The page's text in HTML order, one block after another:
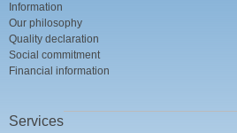
Information
Our philosophy
Quality declaration
Social commitment
Financial information
Services